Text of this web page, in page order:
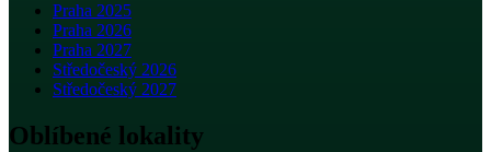
Praha 2025
Praha 2026
Praha 2027
Středočeský 2026
Středočeský 2027
Oblíbené lokality